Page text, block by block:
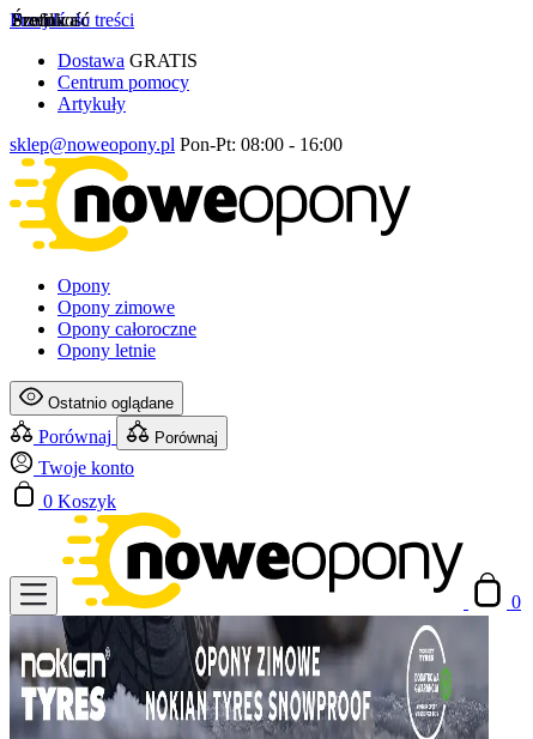
Przejdź do treści
Dostawa GRATIS
Centrum pomocy
Artykuły
sklep@noweopony.pl Pon-Pt: 08:00 - 16:00
Opony
Opony zimowe
Opony całoroczne
Opony letnie
Ostatnio oglądane
Porównaj Porównaj
Twoje konto
0 Koszyk
0
Szerokość
Profil
Średnica